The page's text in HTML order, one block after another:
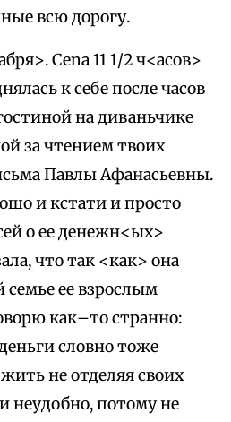
всю дорогу.
Cena 11 1/2 ч<асов>
к себе после часов
на диваньчике
за чтением твоих
Павлы Афанасьевны.
и кстати и просто
о ее денежн<ых>
что так <как> она
ее взрослым
как–то странно:
словно тоже
не отделяя своих
неудобно, потому не